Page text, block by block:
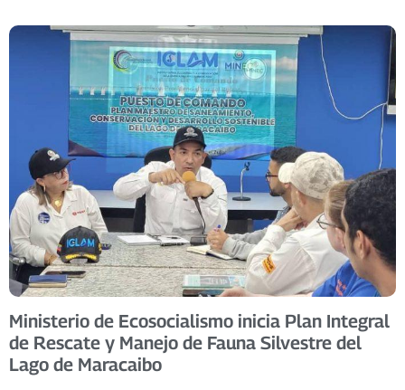
Ministerio de Ecosocialismo inicia Plan Integral
de Rescate y Manejo de Fauna Silvestre del
Lago de Maracaibo